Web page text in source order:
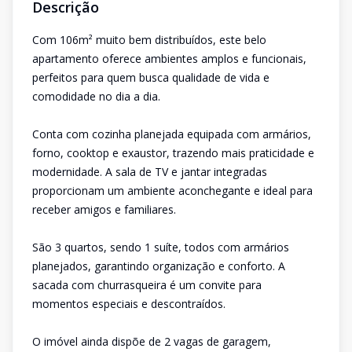
Descrição
Com 106m² muito bem distribuídos, este belo
apartamento oferece ambientes amplos e funcionais,
perfeitos para quem busca qualidade de vida e
comodidade no dia a dia.
Conta com cozinha planejada equipada com armários,
forno, cooktop e exaustor, trazendo mais praticidade e
modernidade. A sala de TV e jantar integradas
proporcionam um ambiente aconchegante e ideal para
receber amigos e familiares.
São 3 quartos, sendo 1 suíte, todos com armários
planejados, garantindo organização e conforto. A
sacada com churrasqueira é um convite para
momentos especiais e descontraídos.
O imóvel ainda dispõe de 2 vagas de garagem,